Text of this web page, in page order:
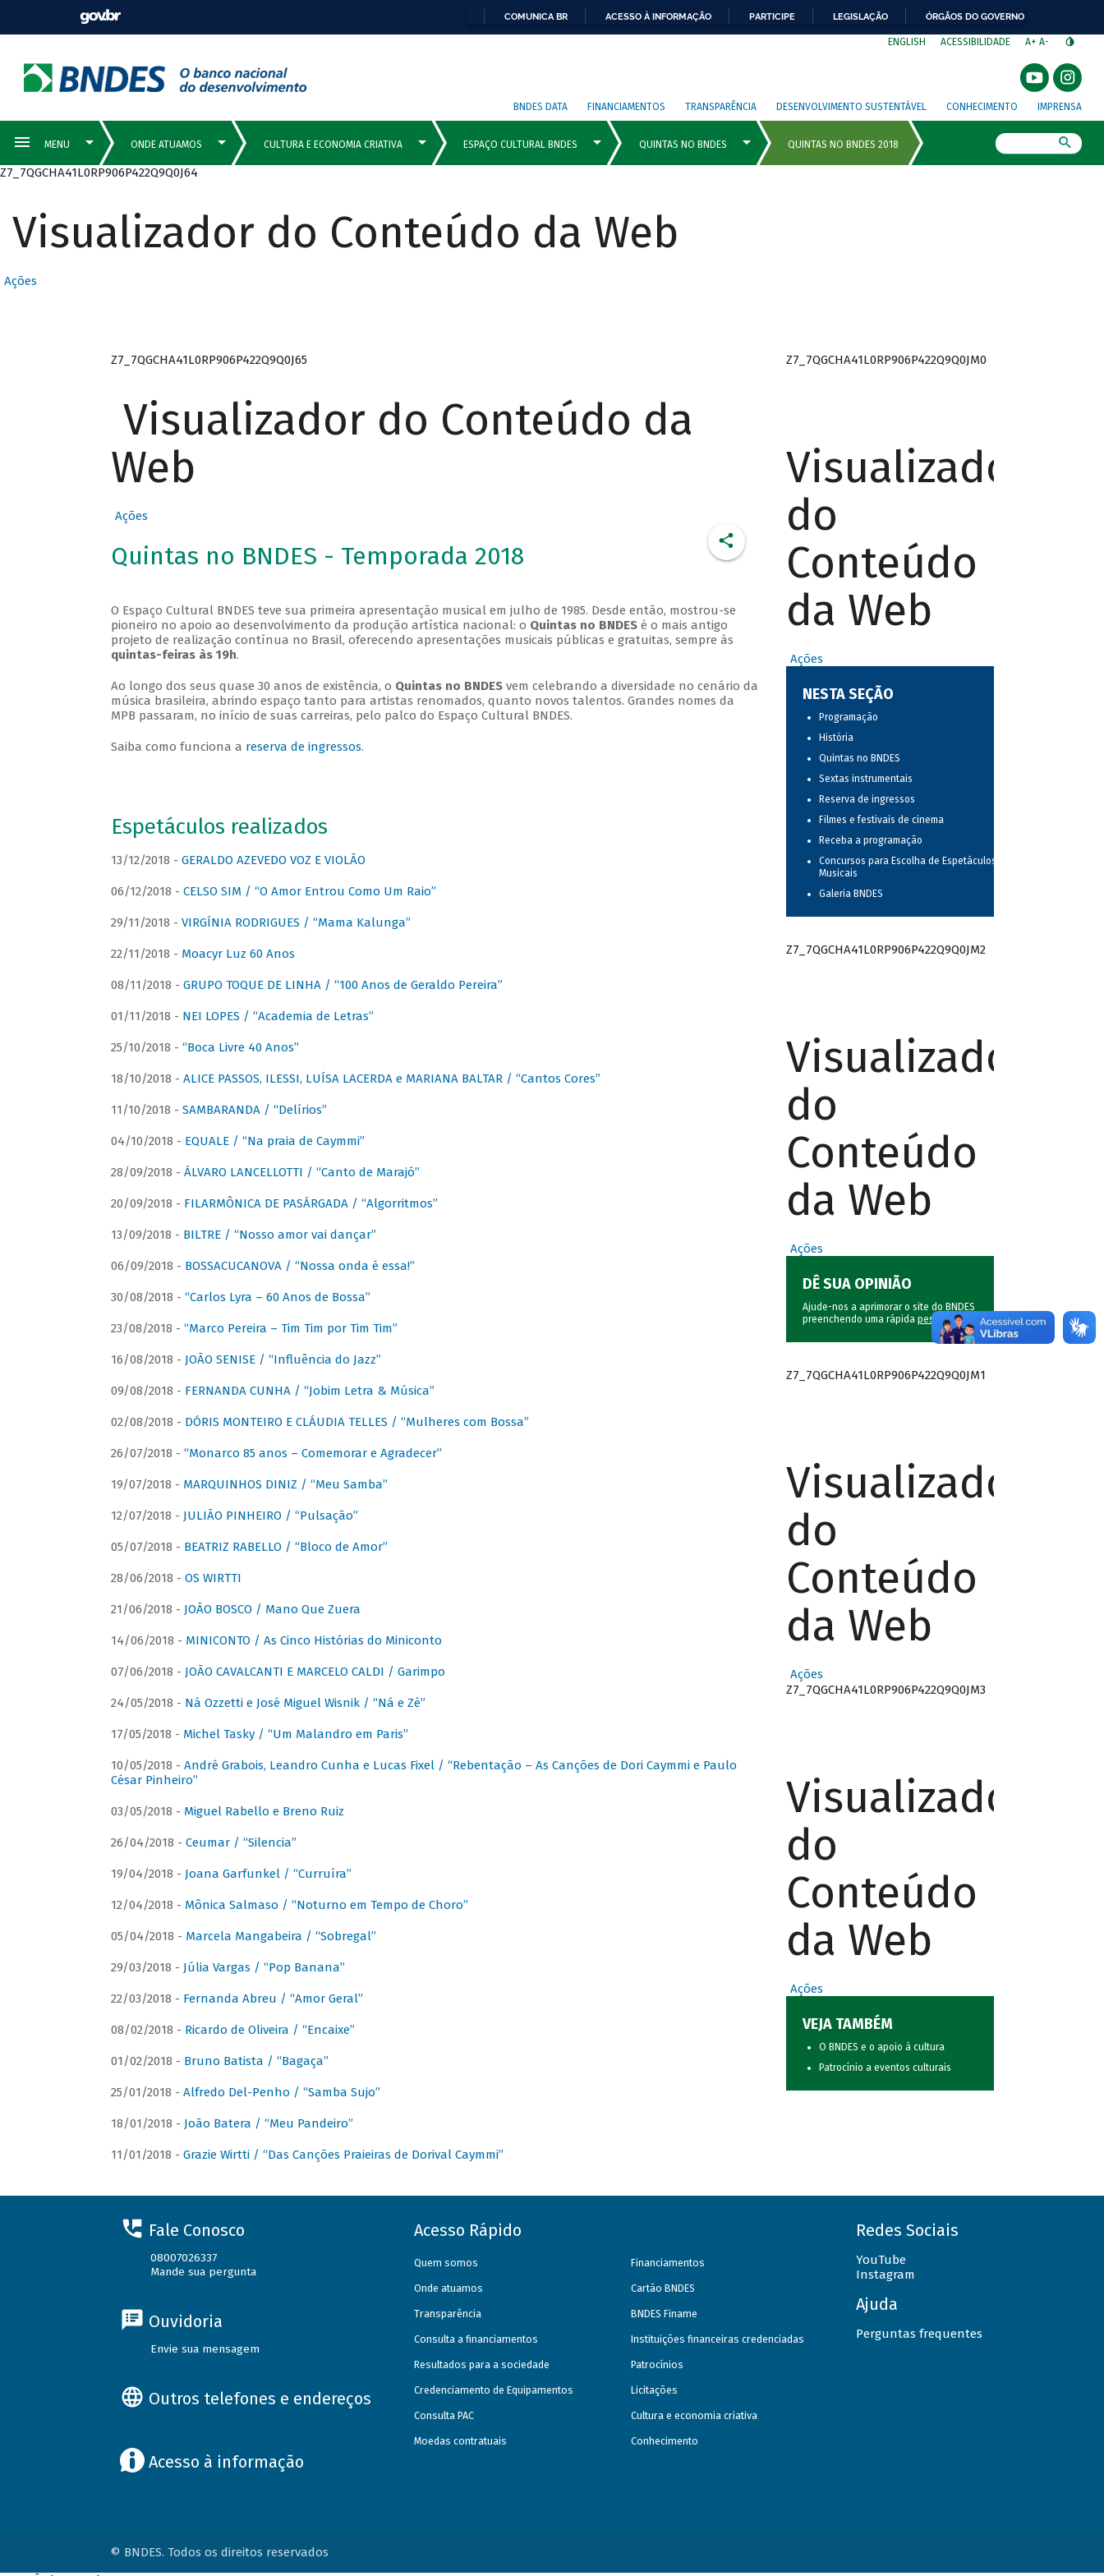
COMUNICA BR ACESSO À INFORMAÇÃO PARTICIPE LEGISLAÇÃO ÓRGÃOS DO GOVERNO
ENGLISH ACESSIBILIDADE A+ A-
BNDES DATA FINANCIAMENTOS TRANSPARÊNCIA DESENVOLVIMENTO SUSTENTÁVEL CONHECIMENTO IMPRENSA
Z7_7QGCHA41L0RP906P422Q9Q0J64
Visualizador do Conteúdo da Web
Ações
Z7_7QGCHA41L0RP906P422Q9Q0J65
Visualizador do Conteúdo da
Web
Ações
Quintas no BNDES - Temporada 2018
O Espaço Cultural BNDES teve sua primeira apresentação musical em julho de 1985. Desde então, mostrou-se
pioneiro no apoio ao desenvolvimento da produção artística nacional: o Quintas no BNDESé o mais antigo
projeto de realização contínua no Brasil, oferecendo apresentações musicais públicas e gratuitas, sempre às
quintas-feiras às 19h.
Ao longo dos seus quase 30 anos de existência, o Quintas no BNDESvem celebrando a diversidade no cenário da
música brasileira, abrindo espaço tanto para artistas renomados, quanto novos talentos. Grandes nomes da
MPB passaram, no início de suas carreiras, pelo palco do Espaço Cultural BNDES.
Saiba como funciona a reserva de ingressos.
Espetáculos realizados
13/12/2018 - GERALDO AZEVEDO VOZ E VIOLÃO
06/12/2018 - CELSO SIM / “O Amor Entrou Como Um Raio”
29/11/2018 - VIRGÍNIA RODRIGUES / “Mama Kalunga”
22/11/2018 - Moacyr Luz 60 Anos
08/11/2018 - GRUPO TOQUE DE LINHA / “100 Anos de Geraldo Pereira”
01/11/2018 - NEI LOPES / “Academia de Letras”
25/10/2018 - “Boca Livre 40 Anos”
18/10/2018 - ALICE PASSOS, ILESSI, LUÍSA LACERDA e MARIANA BALTAR / “Cantos Cores”
11/10/2018 - SAMBARANDA / “Delírios”
04/10/2018 - EQUALE / “Na praia de Caymmi”
28/09/2018 - ÁLVARO LANCELLOTTI / “Canto de Marajó”
20/09/2018 - FILARMÔNICA DE PASÁRGADA / “Algorritmos”
13/09/2018 - BILTRE / “Nosso amor vai dançar”
06/09/2018 - BOSSACUCANOVA / “Nossa onda é essa!”
30/08/2018 - “Carlos Lyra – 60 Anos de Bossa”
23/08/2018 - “Marco Pereira – Tim Tim por Tim Tim”
16/08/2018 - JOÃO SENISE / “Influência do Jazz”
09/08/2018 - FERNANDA CUNHA / “Jobim Letra & Música”
02/08/2018 - DÓRIS MONTEIRO E CLÁUDIA TELLES / “Mulheres com Bossa”
26/07/2018 - “Monarco 85 anos – Comemorar e Agradecer”
19/07/2018 - MARQUINHOS DINIZ / “Meu Samba”
12/07/2018 - JULIÃO PINHEIRO / “Pulsação”
05/07/2018 - BEATRIZ RABELLO / “Bloco de Amor”
28/06/2018 - OS WIRTTI
21/06/2018 - JOÃO BOSCO / Mano Que Zuera
14/06/2018 - MINICONTO / As Cinco Histórias do Miniconto
07/06/2018 - JOÃO CAVALCANTI E MARCELO CALDI / Garimpo
24/05/2018 - Ná Ozzetti e José Miguel Wisnik / “Ná e Zé”
17/05/2018 - Michel Tasky / “Um Malandro em Paris”
10/05/2018 - André Grabois, Leandro Cunha e Lucas Fixel / “Rebentação – As Canções de Dori Caymmi e Paulo
César Pinheiro”
03/05/2018 - Miguel Rabello e Breno Ruiz
26/04/2018 - Ceumar / “Silencia”
19/04/2018 - Joana Garfunkel / “Curruíra”
12/04/2018 - Mônica Salmaso / “Noturno em Tempo de Choro”
05/04/2018 - Marcela Mangabeira / “Sobregal”
29/03/2018 - Júlia Vargas / “Pop Banana”
22/03/2018 - Fernanda Abreu / “Amor Geral”
08/02/2018 - Ricardo de Oliveira / “Encaixe”
01/02/2018 - Bruno Batista / “Bagaça”
25/01/2018 - Alfredo Del-Penho / “Samba Sujo”
18/01/2018 - João Batera / “Meu Pandeiro”
11/01/2018 - Grazie Wirtti / “Das Canções Praieiras de Dorival Caymmi”
Z7_7QGCHA41L0RP906P422Q9Q0JM0
Visualizador
do
Conteúdo
da Web
Ações
NESTA SEÇÃO
Programação
História
Quintas no BNDES
Sextas instrumentais
Reserva de ingressos
Filmes e festivais de cinema
Receba a programação
Concursos para Escolha de Espetáculos
Musicais
Galeria BNDES
Z7_7QGCHA41L0RP906P422Q9Q0JM2
Visualizador
do
Conteúdo
da Web
Ações
DÊ SUA OPINIÃO
Ajude-nos a aprimorar o site do BNDES
preenchendo uma rápida pesquisa.
Z7_7QGCHA41L0RP906P422Q9Q0JM1
Visualizador
do
Conteúdo
da Web
Ações
Z7_7QGCHA41L0RP906P422Q9Q0JM3
Visualizador
do
Conteúdo
da Web
Ações
VEJA TAMBÉM
O BNDES e o apoio à cultura
Patrocínio a eventos culturais
Fale Conosco
08007026337
Mande sua pergunta
Ouvidoria
Envie sua mensagem
Outros telefones e endereços
Acesso à informação
Acesso Rápido
Quem somos
Onde atuamos
Transparência
Consulta a financiamentos
Resultados para a sociedade
Credenciamento de Equipamentos
Consulta PAC
Moedas contratuais
Financiamentos
Cartão BNDES
BNDES Finame
Instituições financeiras credenciadas
Patrocínios
Licitações
Cultura e economia criativa
Conhecimento
Redes Sociais
YouTube
Instagram
Ajuda
Perguntas frequentes
© BNDES. Todos os direitos reservados